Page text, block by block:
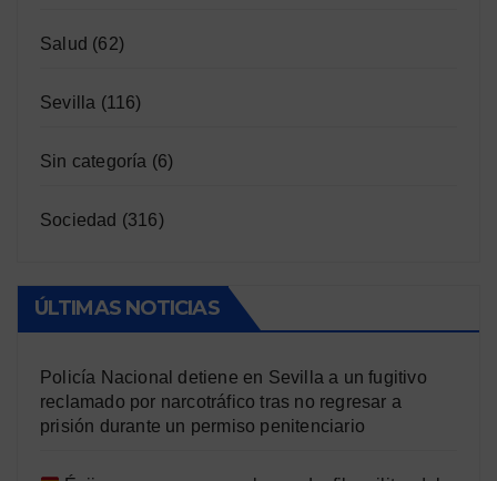
Salud (62)
Sevilla (116)
Sin categoría (6)
Sociedad (316)
ÚLTIMAS NOTICIAS
Policía Nacional detiene en Sevilla a un fugitivo
reclamado por narcotráfico tras no regresar a
prisión durante un permiso penitenciario